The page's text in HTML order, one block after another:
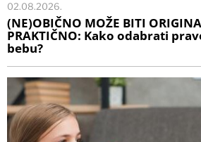
02.08.2026.
(NE)OBIČNO MOŽE BITI
PRAKTIČNO: Kako odabrati
bebu?